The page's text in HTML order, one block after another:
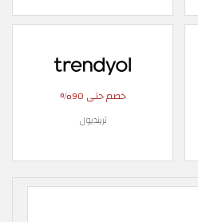
خصم حتى 90%
ترينديول